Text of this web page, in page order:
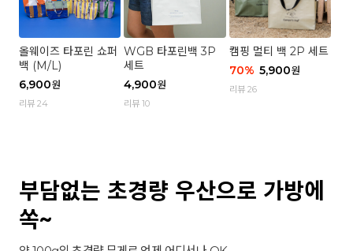
올웨이즈 타포린 쇼퍼
백 (M/L)
6,900원
리뷰 24
WGB 타포린백 3P
세트
4,900원
리뷰 10
캠핑 멀티 백 2P 세트
70% 5,900원
리뷰 26
부담없는 초경량 우산으로 가방에
쏙~